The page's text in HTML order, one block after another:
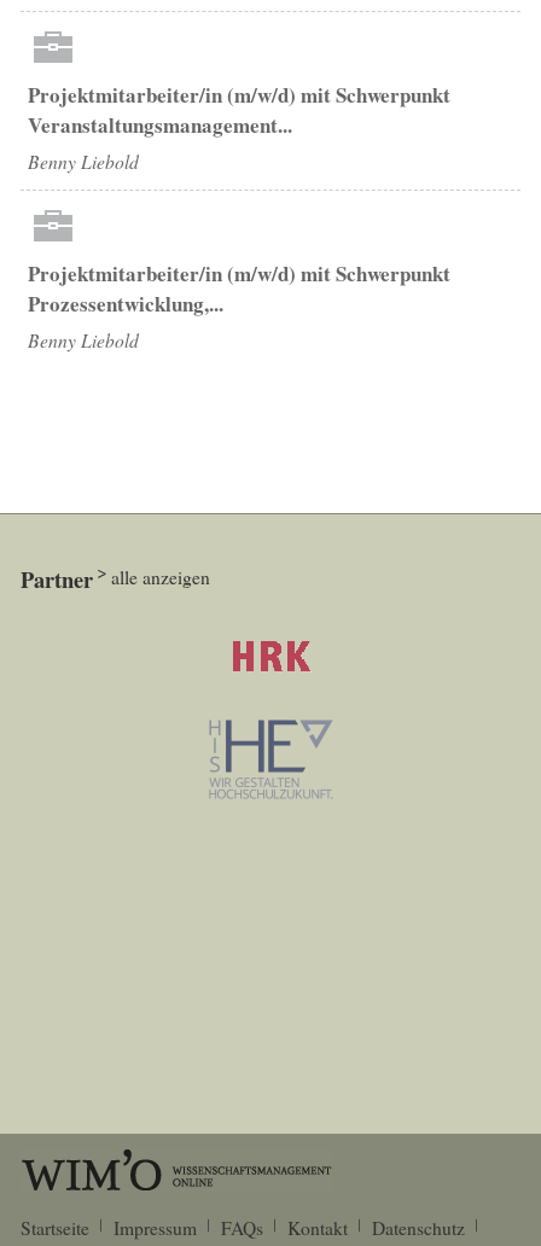
Projektmitarbeiter/in (m/w/d) mit Schwerpunkt
Veranstaltungsmanagement...
Benny Liebold
Projektmitarbeiter/in (m/w/d) mit Schwerpunkt
Prozessentwicklung,...
Benny Liebold
Partner alle anzeigen
Startseite Impressum FAQs Kontakt Datenschutz